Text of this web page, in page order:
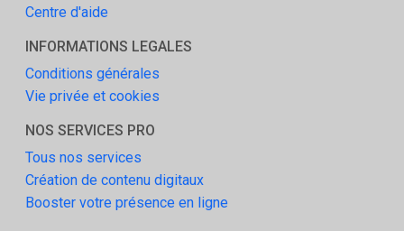
Centre d'aide
INFORMATIONS LEGALES
Conditions générales
Vie privée et cookies
NOS SERVICES PRO
Tous nos services
Création de contenu digitaux
Booster votre présence en ligne